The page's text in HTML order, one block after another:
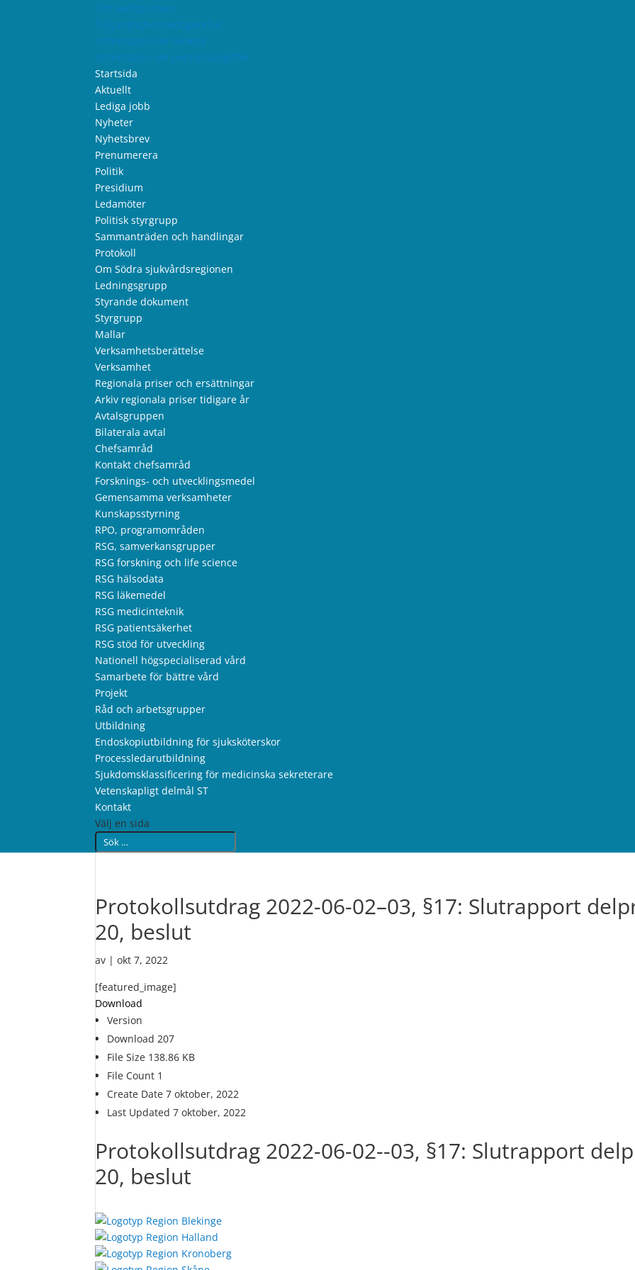
Om webbplatsen
Tillgänglighetsredogörelse
Information om cookies
Information om personuppgifter
Startsida
Aktuellt
Lediga jobb
Nyheter
Nyhetsbrev
Prenumerera
Politik
Presidium
Ledamöter
Politisk styrgrupp
Sammanträden och handlingar
Protokoll
Om Södra sjukvårdsregionen
Ledningsgrupp
Styrande dokument
Styrgrupp
Mallar
Verksamhetsberättelse
Verksamhet
Regionala priser och ersättningar
Arkiv regionala priser tidigare år
Avtalsgruppen
Bilaterala avtal
Chefsamråd
Kontakt chefsamråd
Forsknings- och utvecklingsmedel
Gemensamma verksamheter
Kunskapsstyrning
RPO, programområden
RSG, samverkansgrupper
RSG forskning och life science
RSG hälsodata
RSG läkemedel
RSG medicinteknik
RSG patientsäkerhet
RSG stöd för utveckling
Nationell högspecialiserad vård
Samarbete för bättre vård
Projekt
Råd och arbetsgrupper
Utbildning
Endoskopiutbildning för sjuksköterskor
Processledarutbildning
Sjukdomsklassificering för medicinska sekreterare
Vetenskapligt delmål ST
Kontakt
Välj en sida
Protokollsutdrag 2022-06-02–03, §17: Slutrapport
20, beslut
av |okt 7, 2022
[featured_image]
Download
Version
Download207
File Size 138.86 KB
File Count 1
Create Date7 oktober, 2022
Last Updated7 oktober, 2022
Protokollsutdrag 2022-06-02--03, §17: Slutrapport
20, beslut